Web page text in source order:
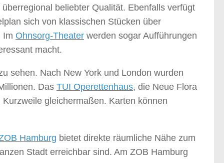
beliebter Qualität. Ebenfalls verfügt
sich von klassischen Stücken über
Im Ohnsorg-Theater werden sogar Aufführungen
macht.
sehen. Nach New York und London wurden
Das TUI Operettenhaus, die Neue Flora
gleichermaßen. Karten können
Hamburg bietet direkte räumliche Nähe zum
Stadt erreichbar sind. Am ZOB Hamburg